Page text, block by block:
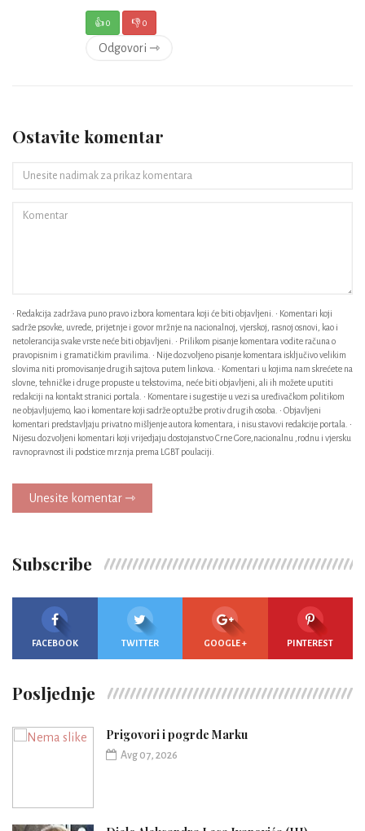
👍0 👎0
Odgovori ⇾
Ostavite komentar
• Redakcija zadržava puno pravo izbora komentara koji će biti objavljeni. • Komentari koji
sadrže psovke, uvrede, prijetnje i govor mržnje na nacionalnoj, vjerskoj, rasnoj osnovi, kao i
netolerancija svake vrste neće biti objavljeni. • Prilikom pisanje komentara vodite računa o
pravopisnim i gramatičkim pravilima. • Nije dozvoljeno pisanje komentara isključivo velikim
slovima niti promovisanje drugih sajtova putem linkova. • Komentari u kojima nam skrećete na
slovne, tehničke i druge propuste u tekstovima, neće biti objavljeni, ali ih možete uputiti
redakciji na kontakt stranici portala. • Komentare i sugestije u vezi sa uređivačkom politikom
ne objavljujemo, kao i komentare koji sadrže optužbe protiv drugih osoba. • Objavljeni
komentari predstavljaju privatno mišljenje autora komentara, i nisu stavovi redakcije portala. •
Nijesu dozvoljeni komentari koji vrijedjaju dostojanstvo Crne Gore,nacionalnu ,rodnu i vjersku
ravnopravnost ili podstice mrznja prema LGBT poulaciji.
Unesite komentar ⇾
Subscribe
FACEBOOK TWITTER GOOGLE + PINTEREST
Posljednje
Prigovori i pogrde Marku
Avg 07, 2026